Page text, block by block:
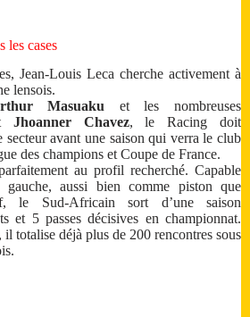
les cases
Jean-Louis Leca cherche activement à
lensois.
Masuaku et les nombreuses
Jhoanner Chavez, le Racing doit
secteur avant une saison qui verra le club
des champions et Coupe de France.
au profil recherché. Capable
aussi bien comme piston que
le Sud-Africain sort d’une saison
et 5 passes décisives en championnat.
totalise déjà plus de 200 rencontres sous